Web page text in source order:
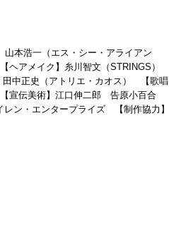
本浩一（エス・シー・アライアン
アメイク】糸川智文（STRINGS）
中正史（アトリエ・カオス） 【歌唱
宣伝美術】江口伸二郎 告原小百合
ン・エンタープライズ 【制作協力】